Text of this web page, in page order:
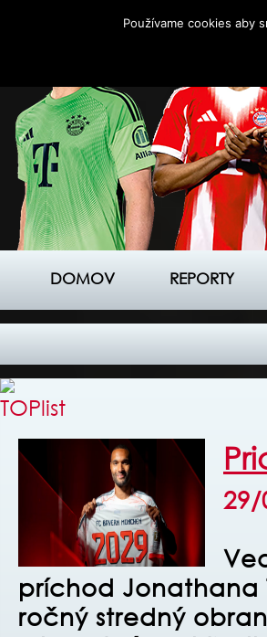
DOMOV REPORTY
29/
príchod Jonathana
ročný stredný
Používame cookies aby